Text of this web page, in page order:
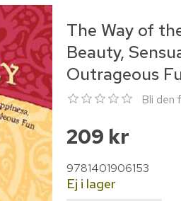
The Way of
Beauty,
Outrageous
Bli den
209 kr
9781401906153
Ej i lager